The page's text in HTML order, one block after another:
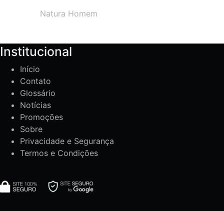
Natura Homem
Institucional
Início
Contato
Glossário
Notícias
Promoções
Sobre
Privacidade e Segurança
Termos e Condições